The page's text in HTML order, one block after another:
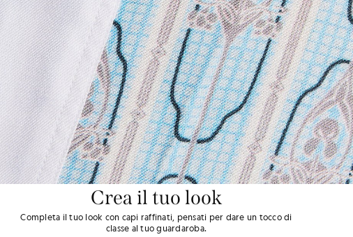
Crea il tuo look
Completa il tuo look con capi raffinati, pensati per dare un tocco di
classe al tuo guardaroba.